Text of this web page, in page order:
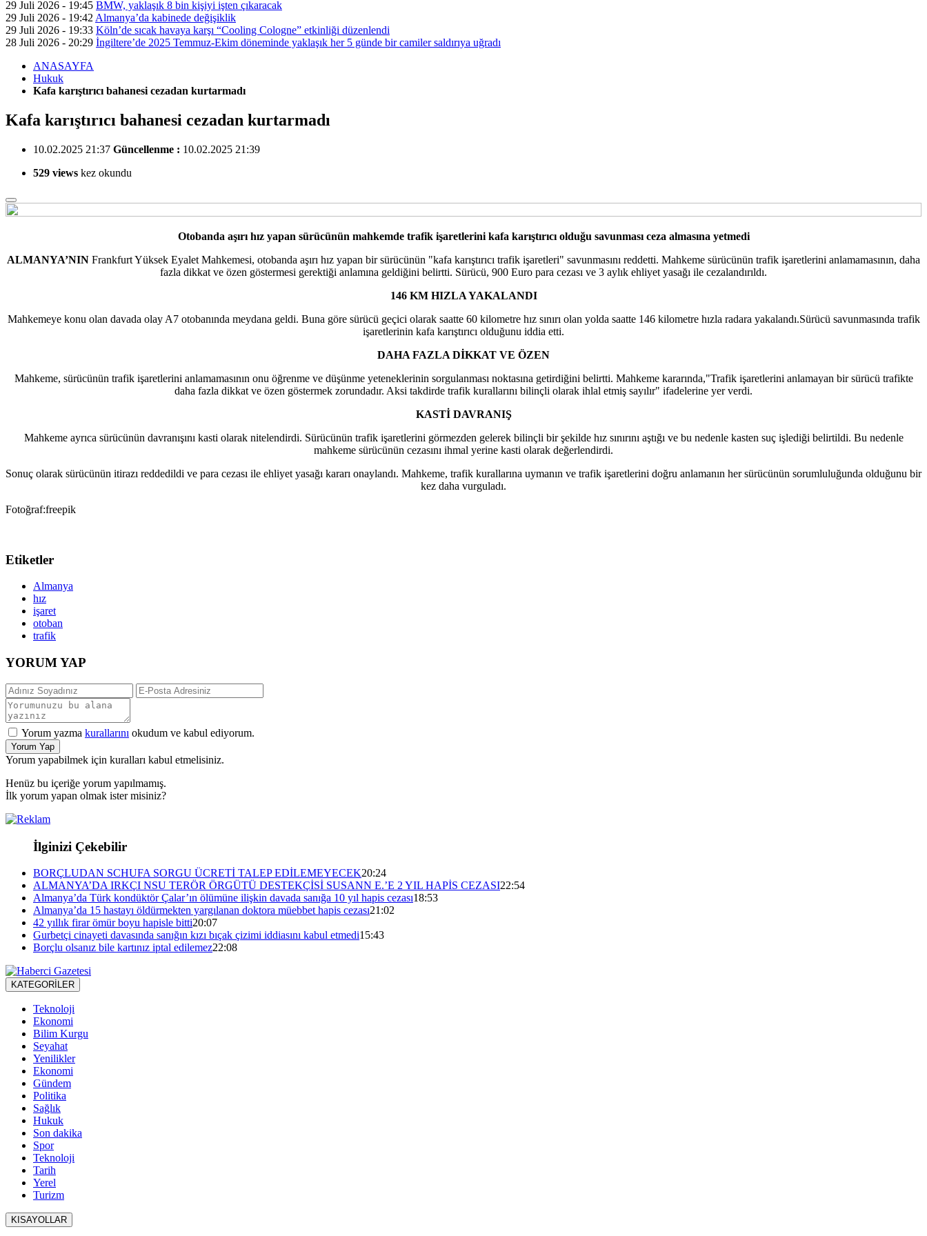
29 Juli 2026 - 19:45 BMW, yaklaşık 8 bin kişiyi işten çıkaracak
29 Juli 2026 - 19:42 Almanya’da kabinede değişiklik
29 Juli 2026 - 19:33 Köln’de sıcak havaya karşı “Cooling Cologne” etkinliği düzenlendi
28 Juli 2026 - 20:29 İngiltere’de 2025 Temmuz-Ekim döneminde yaklaşık her 5 günde bir camiler saldırıya uğradı
ANASAYFA
Hukuk
Kafa karıştırıcı bahanesi cezadan kurtarmadı
Kafa karıştırıcı bahanesi cezadan kurtarmadı
10.02.2025 21:37 Güncellenme : 10.02.2025 21:39
529 views kez okundu
Otobanda aşırı hız yapan sürücünün mahkemde trafik işaretlerini kafa karıştırıcı olduğu savunması ceza almasına yetmedi
ALMANYA’NIN Frankfurt Yüksek Eyalet Mahkemesi, otobanda aşırı hız yapan bir sürücünün "kafa karıştırıcı trafik işaretleri" savunmasını reddetti. Mahkeme sürücünün trafik işaretlerini anlamamasının, daha
fazla dikkat ve özen göstermesi gerektiği anlamına geldiğini belirtti. Sürücü, 900 Euro para cezası ve 3 aylık ehliyet yasağı ile cezalandırıldı.
146 KM HIZLA YAKALANDI
Mahkemeye konu olan davada olay A7 otobanında meydana geldi. Buna göre sürücü geçici olarak saatte 60 kilometre hız sınırı olan yolda saatte 146 kilometre hızla radara yakalandı.Sürücü savunmasında trafik
işaretlerinin kafa karıştırıcı olduğunu iddia etti.
DAHA FAZLA DİKKAT VE ÖZEN
Mahkeme, sürücünün trafik işaretlerini anlamamasının onu öğrenme ve düşünme yeteneklerinin sorgulanması noktasına getirdiğini belirtti. Mahkeme kararında,"Trafik işaretlerini anlamayan bir sürücü trafikte
daha fazla dikkat ve özen göstermek zorundadır. Aksi takdirde trafik kurallarını bilinçli olarak ihlal etmiş sayılır" ifadelerine yer verdi.
KASTİ DAVRANIŞ
Mahkeme ayrıca sürücünün davranışını kasti olarak nitelendirdi. Sürücünün trafik işaretlerini görmezden gelerek bilinçli bir şekilde hız sınırını aştığı ve bu nedenle kasten suç işlediği belirtildi. Bu nedenle
mahkeme sürücünün cezasını ihmal yerine kasti olarak değerlendirdi.
Sonuç olarak sürücünün itirazı reddedildi ve para cezası ile ehliyet yasağı kararı onaylandı. Mahkeme, trafik kurallarına uymanın ve trafik işaretlerini doğru anlamanın her sürücünün sorumluluğunda olduğunu bir
kez daha vurguladı.
Fotoğraf:freepik
Etiketler
Almanya
hız
işaret
otoban
trafik
YORUM YAP
Yorum yazma kurallarını okudum ve kabul ediyorum.
Yorum Yap
Yorum yapabilmek için kuralları kabul etmelisiniz.
Henüz bu içeriğe yorum yapılmamış.
İlk yorum yapan olmak ister misiniz?
İlginizi Çekebilir
BORÇLUDAN SCHUFA SORGU ÜCRETİ TALEP EDİLEMEYECEK20:24
ALMANYA’DA IRKÇI NSU TERÖR ÖRGÜTÜ DESTEKÇİSİ SUSANN E.’E 2 YIL HAPİS CEZASI22:54
Almanya’da Türk kondüktör Çalar’ın ölümüne ilişkin davada sanığa 10 yıl hapis cezası18:53
Almanya’da 15 hastayı öldürmekten yargılanan doktora müebbet hapis cezası21:02
42 yıllık firar ömür boyu hapisle bitti20:07
Gurbetçi cinayeti davasında sanığın kızı bıçak çizimi iddiasını kabul etmedi15:43
Borçlu olsanız bile kartınız iptal edilemez22:08
KATEGORİLER
Teknoloji
Ekonomi
Bilim Kurgu
Seyahat
Yenilikler
Ekonomi
Gündem
Politika
Sağlık
Hukuk
Son dakika
Spor
Teknoloji
Tarih
Yerel
Turizm
KISAYOLLAR